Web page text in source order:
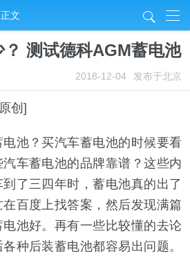
正文 j
测试德科AGM蓄电池
2018-12-04 发布于北京
创]
？买汽车蓄电池的时候要看
车蓄电池的品牌靠谱？这些内
了三四年时，蓄电池真的出了
百度上找答案，然后发现满篇
池好。再有一些比较懂的去论
种后装蓄电池都容易出问题。